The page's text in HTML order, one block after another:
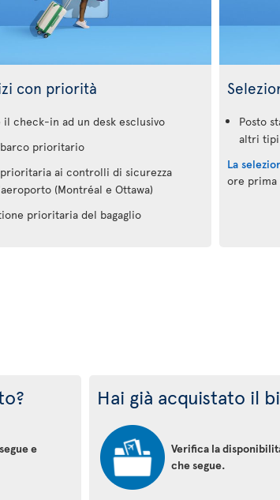
con priorità
il check-in ad un desk esclusivo
prioritario
ai controlli di sicurezza
(Montréal e Ottawa)
prioritaria del bagaglio
Posto
altri
La
ore prima
e
Hai già acquistato il
Verifica la
che segue.